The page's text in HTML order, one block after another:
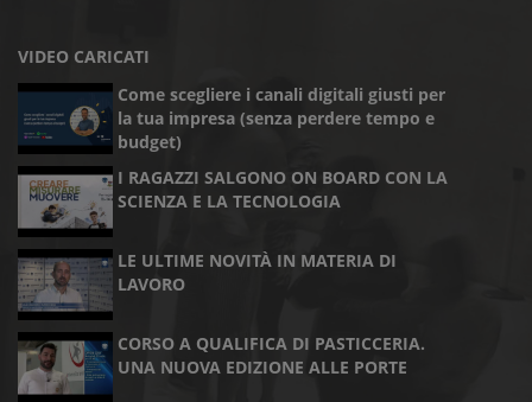
VIDEO CARICATI
Come scegliere i canali digitali giusti per
la tua impresa (senza perdere tempo e
budget)
I RAGAZZI SALGONO ON BOARD CON LA
SCIENZA E LA TECNOLOGIA
LE ULTIME NOVITÀ IN MATERIA DI
LAVORO
CORSO A QUALIFICA DI PASTICCERIA.
UNA NUOVA EDIZIONE ALLE PORTE